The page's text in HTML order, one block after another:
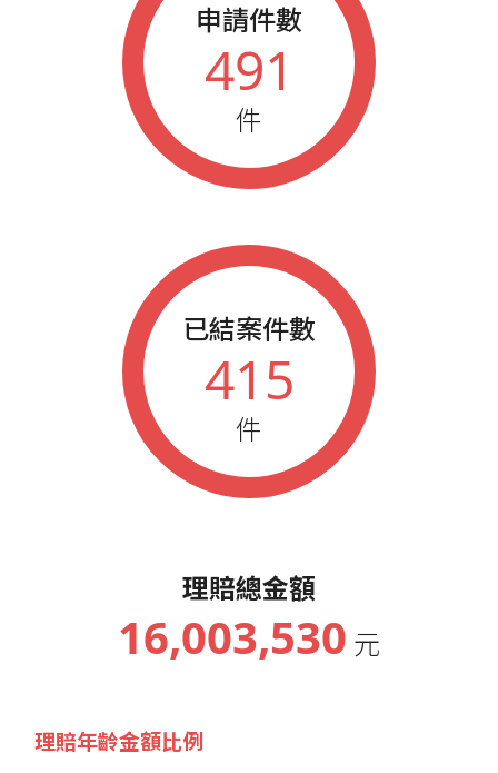
申請件數
491
件
已結案件數
415
件
理賠總金額
16,003,530 元
理賠年齡金額比例